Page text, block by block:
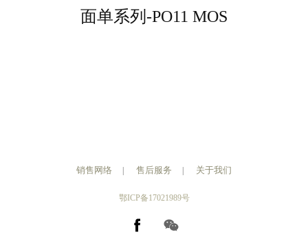
面单系列-PO11 MOS
销售网络 售后服务 关于我们
鄂ICP备17021989号